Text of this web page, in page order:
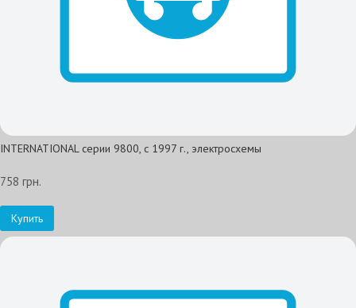
INTERNATIONAL серии 9800, с 1997 г., электросхемы
758 грн.
Купить